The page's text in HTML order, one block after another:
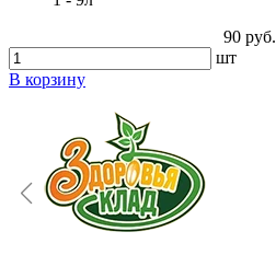
90 руб.
шт
В корзину